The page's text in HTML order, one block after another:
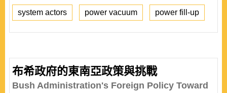
system actors power vacuum power fill-up
布希政府的東南亞政策與挑戰
Bush Administration's Foreign Policy Toward